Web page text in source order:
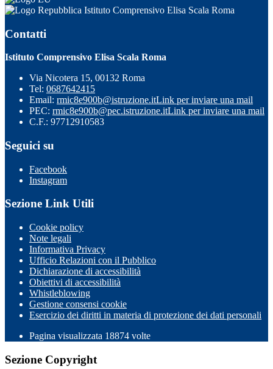
Istituto Comprensivo Elisa Scala Roma
Contatti
Istituto Comprensivo Elisa Scala Roma
Via Nicotera 15, 00132 Roma
Tel: 0687642415
Email: rmic8e900b@istruzione.itLink per inviare una mail
PEC: rmic8e900b@pec.istruzione.itLink per inviare una mail
C.F.: 97712910583
Seguici su
Facebook
Instagram
Sezione Link Utili
Cookie policy
Note legali
Informativa Privacy
Ufficio Relazioni con il Pubblico
Dichiarazione di accessibilità
Obiettivi di accessibilità
Whistleblowing
Gestione consensi cookie
Esercizio dei diritti in materia di protezione dei dati personali
Pagina visualizzata 18874 volte
Sezione Copyright